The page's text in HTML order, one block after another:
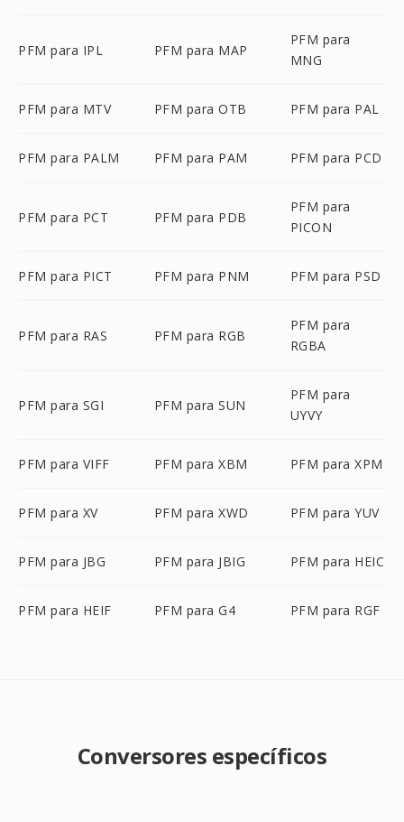
PFM para IPL PFM para MAP
PFM para
MNG
PFM para MTV PFM para OTB PFM para PAL
PFM para PALM PFM para PAM PFM para PCD
PFM para PCT PFM para PDB
PFM para
PICON
PFM para PICT PFM para PNM PFM para PSD
PFM para RAS PFM para RGB
PFM para
RGBA
PFM para SGI PFM para SUN
PFM para
UYVY
PFM para VIFF PFM para XBM PFM para XPM
PFM para XV PFM para XWD PFM para YUV
PFM para JBG PFM para JBIG PFM para HEIC
PFM para HEIF PFM para G4 PFM para RGF
Conversores específicos